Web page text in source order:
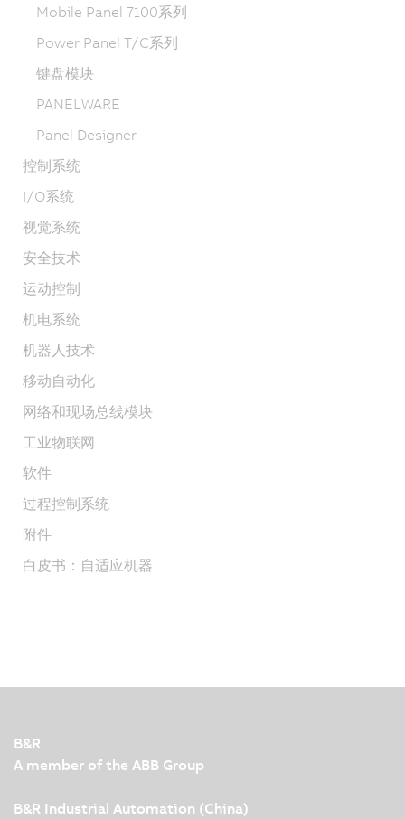
Mobile Panel 7100系列
Power Panel T/C系列
键盘模块
PANELWARE
Panel Designer
控制系统
I/O系统
视觉系统
安全技术
运动控制
机电系统
机器人技术
移动自动化
网络和现场总线模块
工业物联网
软件
过程控制系统
附件
白皮书：自适应机器
B&R
A member of the ABB Group
B&R Industrial Automation (China)